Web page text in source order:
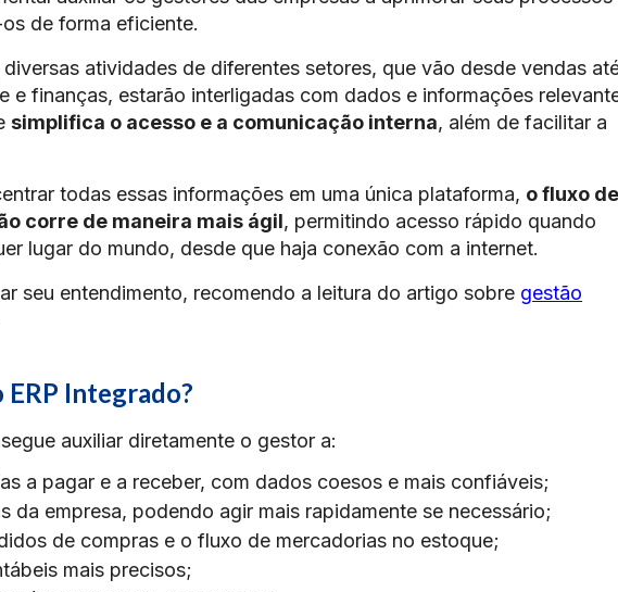
de forma eficiente.
diversas atividades de diferentes setores, que vão desde vendas
e finanças, estarão interligadas com dados e informações
simplifica o acesso e a comunicação interna, além de facilitar a
todas essas informações em uma única plataforma, o fluxo de
corre de maneira mais ágil, permitindo acesso rápido quando
lugar do mundo, desde que haja conexão com a internet.
seu entendimento, recomendo a leitura do artigo sobre gestão
Integrado?
auxiliar diretamente o gestor a:
a pagar e a receber, com dados coesos e mais confiáveis;
da empresa, podendo agir mais rapidamente se necessário;
de compras e o fluxo de mercadorias no estoque;
mais precisos;